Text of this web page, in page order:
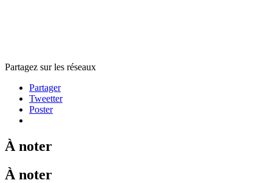
Partagez sur les réseaux
Partager
Tweetter
Poster
À noter
À noter